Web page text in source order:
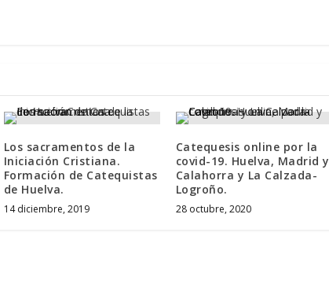
Los sacramentos de la
Iniciación Cristiana.
Formación de Catequistas
de Huelva.
14 diciembre, 2019
Catequesis online por la
covid-19. Huelva, Madrid y
Calahorra y La Calzada-
Logroño.
28 octubre, 2020